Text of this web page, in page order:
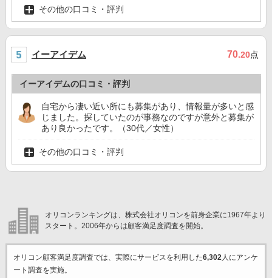
その他の口コミ・評判
イーアイデム 70.20点
イーアイデムの口コミ・評判
自宅から凄い近い所にも募集があり、情報量が多いと感
じました。探していたのが事務なのですが意外と募集が
あり良かったです。（30代／女性）
その他の口コミ・評判
オリコンランキングは、株式会社オリコンを前身企業に1967年より
スタート。2006年からは顧客満足度調査を開始。
オリコン顧客満足度調査では、実際にサービスを利用した6,302人にアンケ
ート調査を実施。